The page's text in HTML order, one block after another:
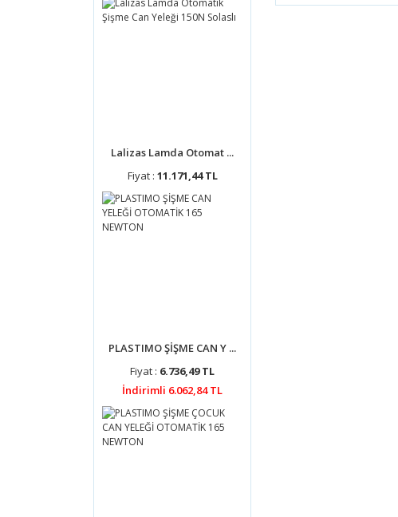
Lalizas Lamda Otomat ...
Fiyat : 11.171,44 TL
PLASTIMO ŞİŞME CAN Y ...
Fiyat : 6.736,49 TL
İndirimli 6.062,84 TL